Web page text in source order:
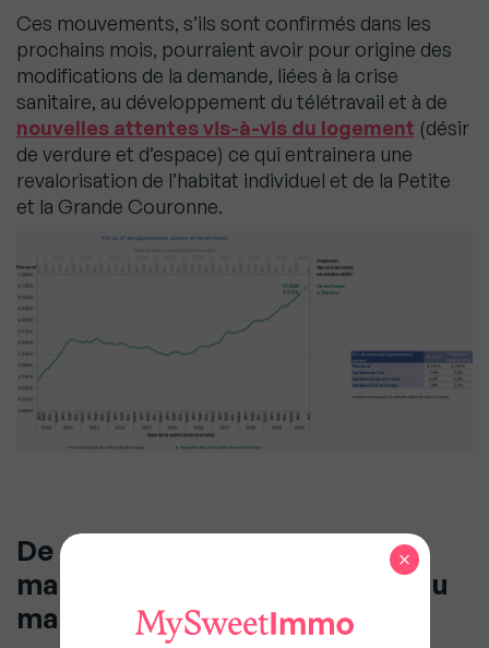
Ces mouvements, s’ils sont confirmés dans les
prochains mois, pourraient avoir pour origine des
modifications de la demande, liées à la crise
sanitaire, au développement du télétravail et à de
nouvelles attentes vis-à-vis du logement (désir
de verdure et d’espace) ce qui entrainera une
revalorisation de l’habitat individuel et de la Petite
et la Grande Couronne.
De nombreuses incertitudes
malgré une reprise favorable au
marché
×